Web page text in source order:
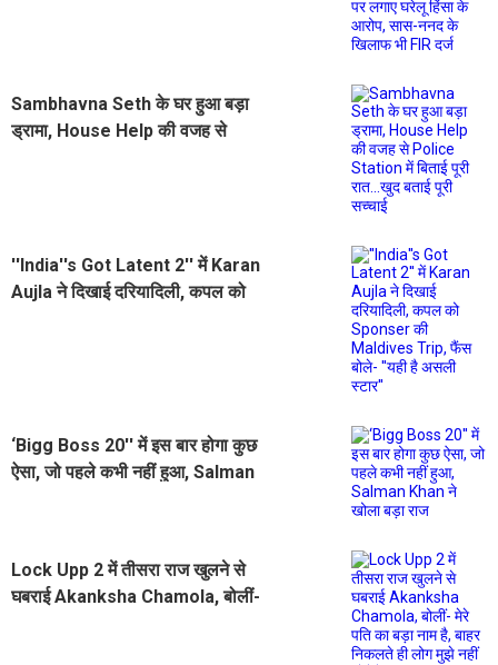
Sambhavna Seth के घर हुआ बड़ा
ड्रामा, House Help की वजह से
''India''s Got Latent 2'' में Karan
Aujla ने दिखाई दरियादिली, कपल को
‘Bigg Boss 20'' में इस बार होगा कुछ
ऐसा, जो पहले कभी नहीं हुआ, Salman
Lock Upp 2 में तीसरा राज खुलने से
घबराई Akanksha Chamola, बोलीं-